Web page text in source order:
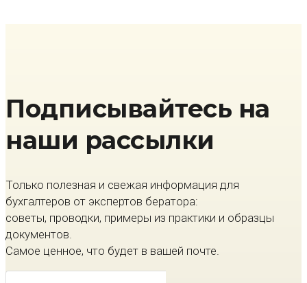
Подписывайтесь на
наши рассылки
Только полезная и свежая информация для
бухгалтеров от экспертов бератора:
советы, проводки, примеры из практики и образцы
документов.
Самое ценное, что будет в вашей почте.